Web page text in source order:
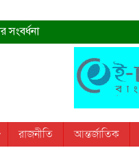
সংবর্ধনা
রহমান
প্রধানমন্ত্রী
স্মরণ করবে: ভূমিমন্ত্রী
রাজনীতি আন্তর্জাতিক